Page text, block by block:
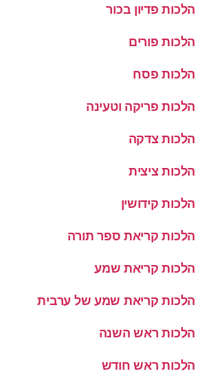
הלכות פדיון בכור
הלכות פורים
הלכות פסח
הלכות פריקה וטעינה
הלכות צדקה
הלכות ציצית
הלכות קידושין
הלכות קריאת ספר תורה
הלכות קריאת שמע
הלכות קריאת שמע של ערבית
הלכות ראש השנה
הלכות ראש חודש